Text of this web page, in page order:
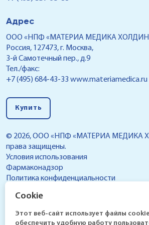
Адрес
ООО «НПФ «МАТЕРИА МЕДИКА
Россия, 127473, г. Москва,
3-й Самотечный пер., д.9
Тел./факс:
+7 (495) 684-43-33 www.materiamedica.ru
Купить
© 2026, ООО «НПФ «МАТЕРИА МЕДИКА
права защищены.
Условия использования
Фармаконадзор
Политика конфиденциальности
разрешенных субъектом персональных
распространения
Cookie
Этот веб-сайт использует файлы
обеспечить удобную работу